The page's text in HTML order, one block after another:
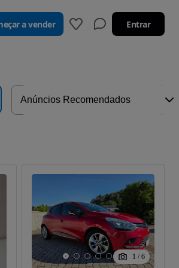
a vender Entrar
1 / 6